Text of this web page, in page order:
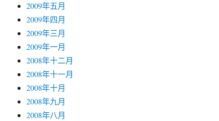
2009年五月
2009年四月
2009年三月
2009年一月
2008年十二月
2008年十一月
2008年十月
2008年九月
2008年八月